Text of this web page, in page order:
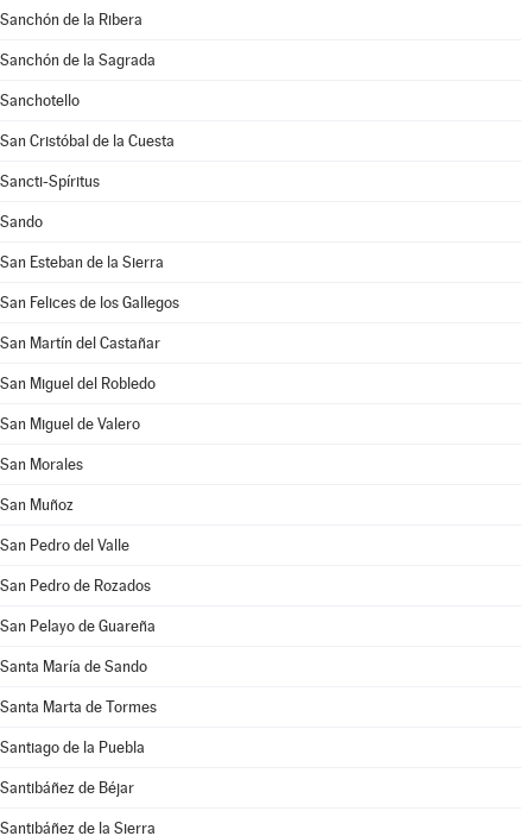
Sanchón de la Ribera
Sanchón de la Sagrada
Sanchotello
San Cristóbal de la Cuesta
Sancti-Spíritus
Sando
San Esteban de la Sierra
San Felices de los Gallegos
San Martín del Castañar
San Miguel del Robledo
San Miguel de Valero
San Morales
San Muñoz
San Pedro del Valle
San Pedro de Rozados
San Pelayo de Guareña
Santa María de Sando
Santa Marta de Tormes
Santiago de la Puebla
Santibáñez de Béjar
Santibáñez de la Sierra